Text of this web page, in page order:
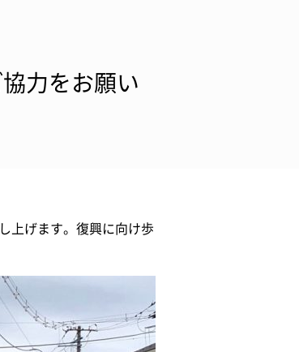
力をお願い
上げます。復興に向け歩